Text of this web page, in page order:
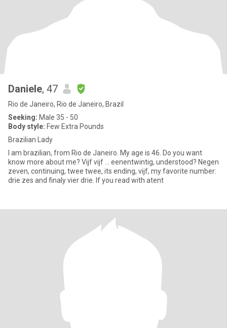
Daniele, 47
Rio de Janeiro, Rio de Janeiro, Brazil
Seeking: Male 35 - 50
Body style: Few Extra Pounds
Brazilian Lady
I am brazilian, from Rio de Janeiro. My age is 46. Do you want
know more about me? Vijf vijf ... eenentwintig, understood? Negen
zeven, continuing, twee twee, its ending, vijf, my favorite number:
drie zes and finaly vier drie. If you read with atent